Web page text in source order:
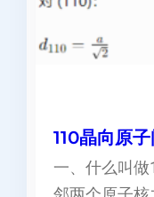
110晶向原
一、什么叫